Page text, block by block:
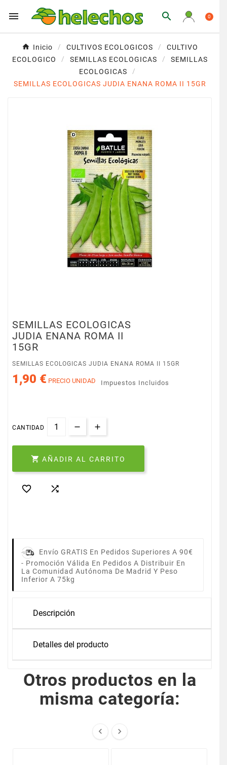
  0
Inicio CULTIVOS ECOLOGICOS
CULTIVO
ECOLOGICO
SEMILLAS ECOLOGICAS
SEMILLAS
ECOLOGICAS
SEMILLAS ECOLOGICAS JUDIA ENANA ROMA II 15GR
SEMILLAS ECOLOGICAS
JUDIA ENANA ROMA II
15GR
SEMILLAS ECOLOGICAS JUDIA ENANA ROMA II 15GR
1,90 € PRECIO UNIDAD Impuestos Incluidos
CANTIDAD
 AÑADIR AL CARRITO
 
Envío GRATIS En Pedidos Superiores A 90€
- Promoción Válida En Pedidos A Distribuir En
La Comunidad Autónoma De Madrid Y Peso
Inferior A 75kg
Descripción
Detalles del producto
Otros productos en la
misma categoría:
 